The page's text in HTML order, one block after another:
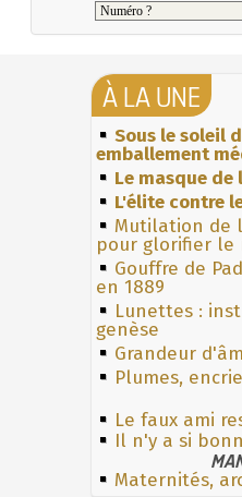
À LA UNE
Sous le soleil
emballement
Le masque
L'élite contre
Mutilation de
pour glorifier le
Gouffre de
en 1889
Lunettes :
genèse
Grandeur
Plumes,
Le faux ami
Il n'y a si
Maternités,